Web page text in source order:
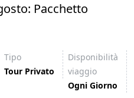
Pacchetto
Tipo
Tour Privato
Disponibilità
viaggio
Ogni Giorno